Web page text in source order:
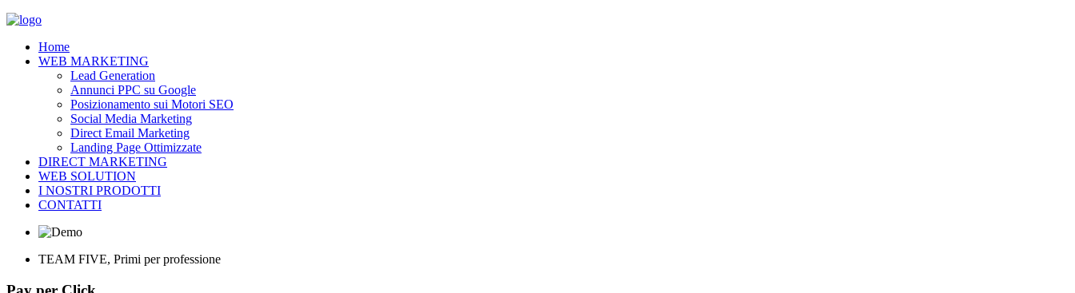
Home
WEB MARKETING
Lead Generation
Annunci PPC su Google
Posizionamento sui Motori SEO
Social Media Marketing
Direct Email Marketing
Landing Page Ottimizzate
DIRECT MARKETING
WEB SOLUTION
I NOSTRI PRODOTTI
CONTATTI
TEAM FIVE, Primi per professione